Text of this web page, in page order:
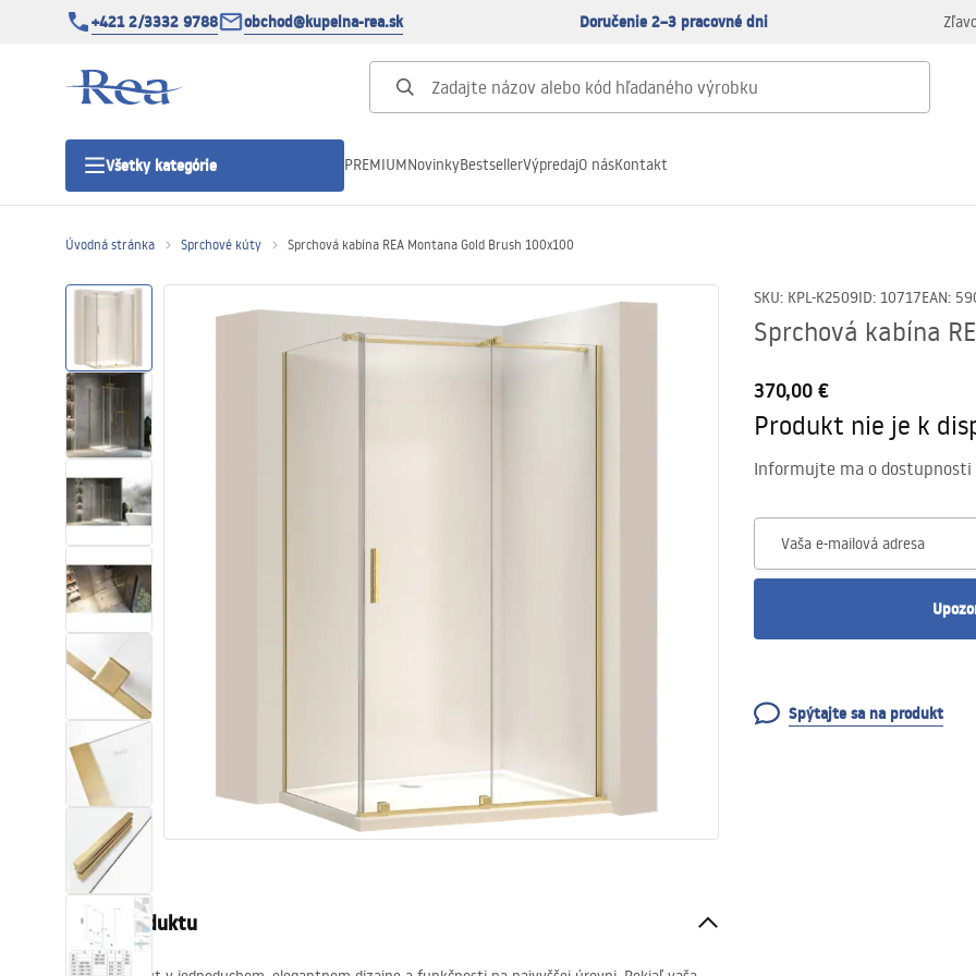
+421 2/3332 9788 obchod@kupelna-rea.sk Doručenie 2–3 pracovné dni
Všetky kategórie
Sprchové vaničky
Sprchové žľaby
Sanitárna keramika
Umývadlá
Vaňa so zástenou
Batérie
Kuchyňa
PREMIUMNovinkyBestsellerVýpredajO násKontakt
Úvodná stránka Sprchové kúty Sprchová kabína REA Montana Gold Brush 100x100
SKU: KPL-K2509ID: 10717EAN:
Sprchová kabína
370,00 €
Produkt nie je k
Informujte ma o dostupnosti
Vaša e-mailová adresa
Spýtajte sa na produkt
Popis produktu